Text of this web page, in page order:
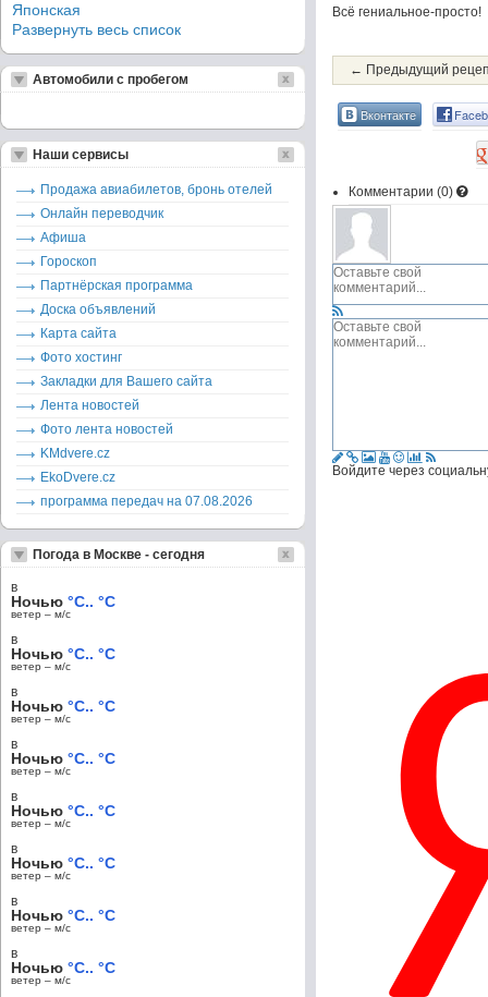
Всё гениальное-просто!
← Предыдущий
Вконтакте
Комментарии (0)
Войдите через
Японская
Развернуть весь список
Автомобили с пробегом
Наши сервисы
Продажа авиабилетов, бронь отелей
Онлайн переводчик
Афиша
Гороскоп
Партнёрская программа
Доска объявлений
Карта сайта
Фото хостинг
Закладки для Вашего сайта
Лента новостей
Фото лента новостей
KMdvere.cz
EkoDvere.cz
программа передач на 07.08.2026
Погода в Москве - сегодня
в
Ночью °C.. °C
ветер – м/c
в
Ночью °C.. °C
ветер – м/c
в
Ночью °C.. °C
ветер – м/c
в
Ночью °C.. °C
ветер – м/c
в
Ночью °C.. °C
ветер – м/c
в
Ночью °C.. °C
ветер – м/c
в
Ночью °C.. °C
ветер – м/c
в
Ночью °C.. °C
ветер – м/c